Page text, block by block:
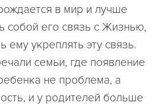
в мир и лучше
собой его связь с Жизнью,
ему укреплять эту связь.
семьи, где появление
не проблема, а
и у родителей больше